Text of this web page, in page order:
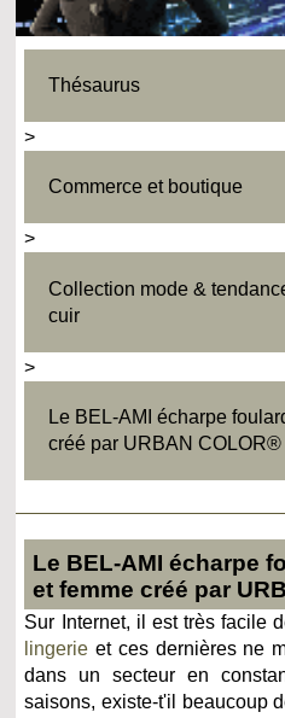
Thésaurus
>
Commerce et boutique
>
Collection mode &
cuir
>
Le BEL-AMI écharpe
créé par URBAN COLOR®
Le BEL-AMI écharpe
et femme créé par
Sur Internet, il est très facile
lingerie et ces dernières ne
dans un secteur en
saisons, existe-t'il beaucoup